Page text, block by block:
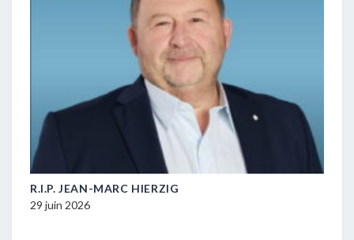
R.I.P. JEAN-MARC HIERZIG
29 juin 2026